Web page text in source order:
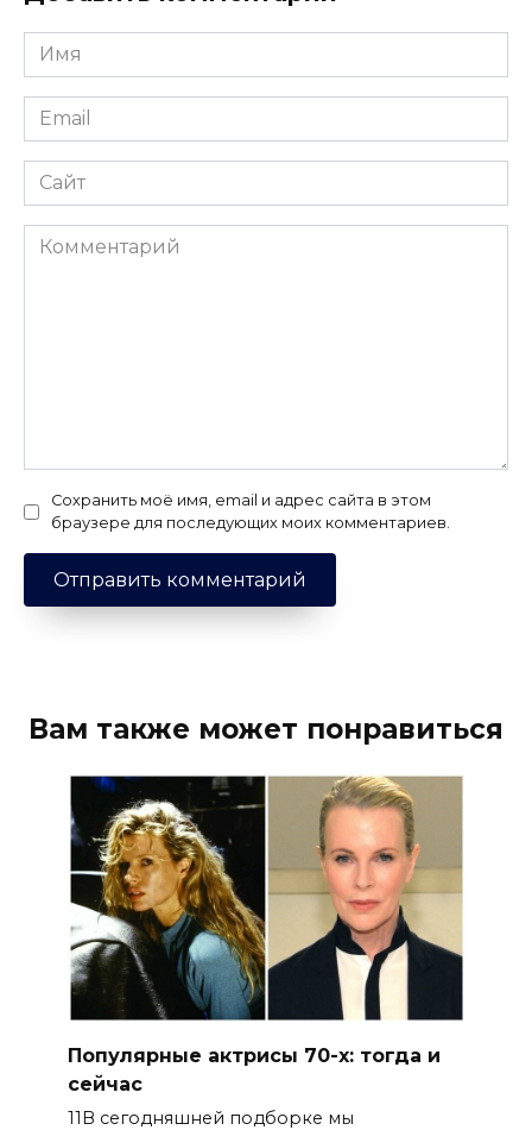
Имя
*
Email
*
Сайт
Комментарий
Сохранить моё имя, email и адрес сайта в этом
браузере для последующих моих комментариев.
Вам также может понравиться
Популярные актрисы 70-х: тогда и
сейчас
11В сегодняшней подборке мы